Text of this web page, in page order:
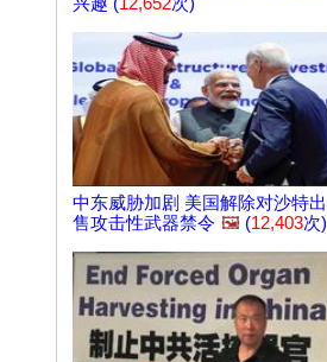
中东威胁加剧 美国解除对沙特出
售攻击性武器禁令 🖼️ (12,403次)